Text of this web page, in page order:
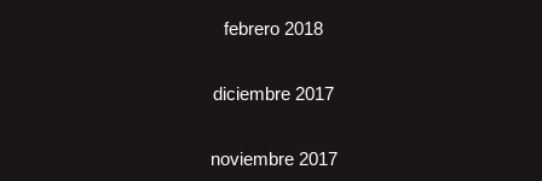
febrero 2018
diciembre 2017
noviembre 2017